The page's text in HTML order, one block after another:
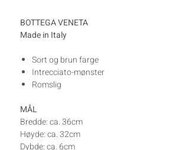
BOTTEGA VENETA
Made in Italy
Sort og brun farge
Intrecciato-mønster
Romslig
MÅL
Bredde: ca. 36cm
Høyde: ca. 32cm
Dybde: ca. 6cm